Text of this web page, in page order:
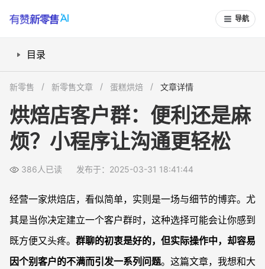
导航
目录
CRM系统：维护长久信任的秘诀
打造数字化烘焙店的新未来
新零售 新零售文章 蛋糕烘焙 文章详情
烘焙店客户群：便利还是麻
烦？小程序让沟通更轻松
386人已读 发布于：2025-03-31 18:41:44
经营一家烘焙店，看似简单，实则是一场与细节的博弈。尤
其是当你决定建立一个客户群时，这种选择可能会让你感到
既方便又头疼。 群聊的初衷是好的，但实际操作中，却容易
因个别客户的不满而引发一系列问题。这篇文章，我想和大